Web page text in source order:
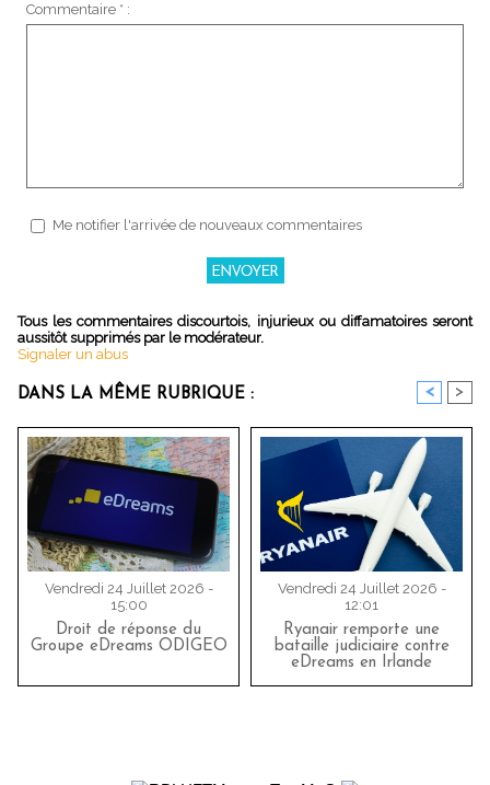
Commentaire * :
Me notifier l'arrivée de nouveaux commentaires
Tous les commentaires discourtois, injurieux ou diffamatoires seront
aussitôt supprimés par le modérateur.
Signaler un abus
DANS LA MÊME RUBRIQUE : < >
Vendredi 24 Juillet 2026 -
15:00
Droit de réponse du
Groupe eDreams ODIGEO
Vendredi 24 Juillet 2026 -
12:01
Ryanair remporte une
bataille judiciaire contre
eDreams en Irlande